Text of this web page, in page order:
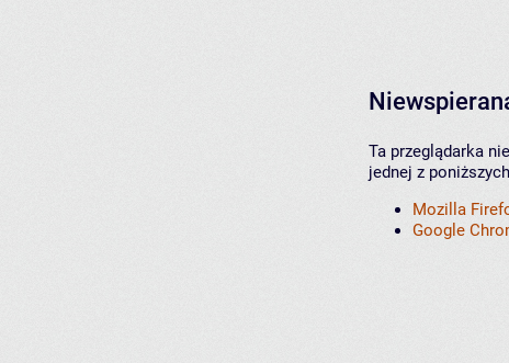
Ta przeglądarka
jednej z
Mozilla
Google